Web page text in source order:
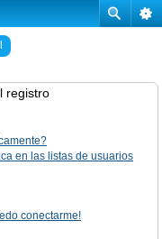
registro
en las listas de usuarios
conectarme!